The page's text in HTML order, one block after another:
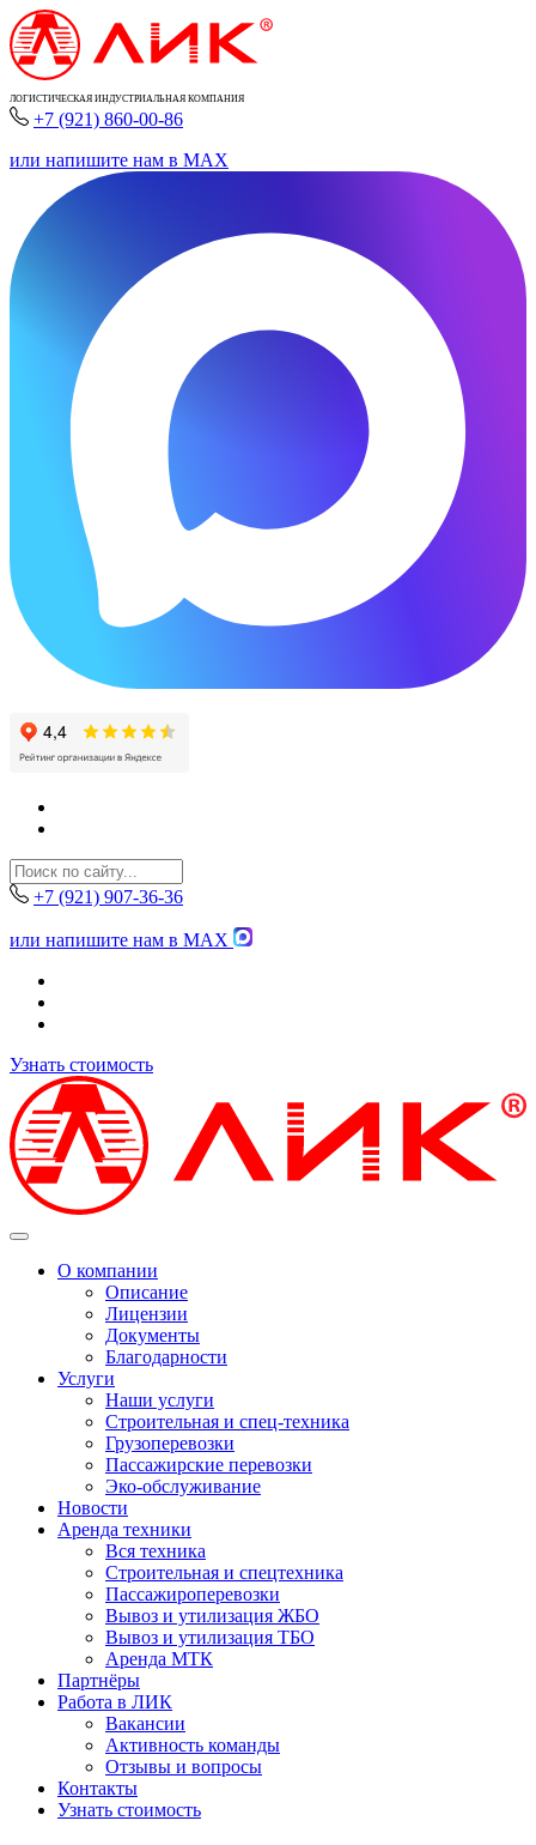
ЛОГИСТИЧЕСКАЯ ИНДУСТРИАЛЬНАЯ КОМПАНИЯ
+7 (921) 860-00-86
или напишите нам в MAX
+7 (921) 907-36-36
или напишите нам в MAX
Узнать стоимость
О компании
Описание
Лицензии
Документы
Благодарности
Услуги
Наши услуги
Строительная и спец-техника
Грузоперевозки
Пассажирские перевозки
Эко-обслуживание
Новости
Аренда техники
Вся техника
Строительная и спецтехника
Пассажироперевозки
Вывоз и утилизация ЖБО
Вывоз и утилизация ТБО
Аренда МТК
Партнёры
Работа в ЛИК
Вакансии
Активность команды
Отзывы и вопросы
Контакты
Узнать стоимость